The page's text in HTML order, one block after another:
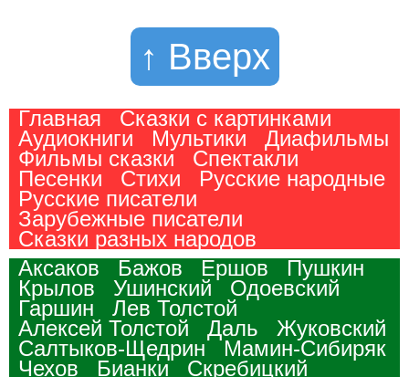
↑ Вверх
Главная
Сказки с картинками
Аудиокниги
Мультики
Диафильмы
Фильмы сказки
Спектакли
Песенки
Стихи
Русские народные
Русские писатели
Зарубежные писатели
Сказки разных народов
Аксаков
Бажов Ершов
Пушкин
Крылов
Ушинский
Одоевский
Гаршин
Лев Толстой
Алексей Толстой
Даль
Жуковский
Салтыков-Щедрин
Мамин-Сибиряк
Чехов
Бианки
Скребицкий